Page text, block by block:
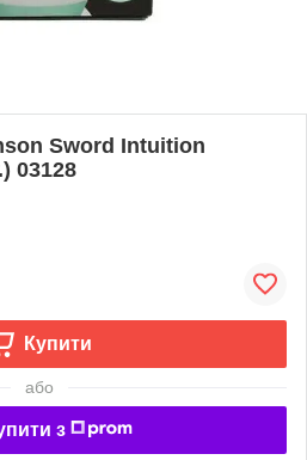
Sword Intuition
03128
Купити
або
з